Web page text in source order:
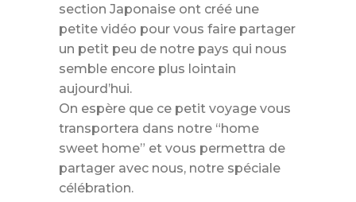
section Japonaise ont créé une
petite vidéo pour vous faire partager
un petit peu de notre pays qui nous
semble encore plus lointain
aujourd’hui.
On espère que ce petit voyage vous
transportera dans notre “home
sweet home” et vous permettra de
partager avec nous, notre spéciale
célébration.